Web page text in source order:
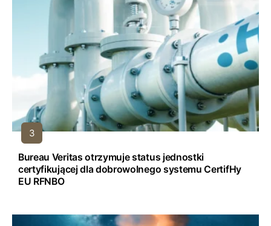
Bureau Veritas otrzymuje status jednostki
certyfikującej dla dobrowolnego systemu CertifHy
EU RFNBO